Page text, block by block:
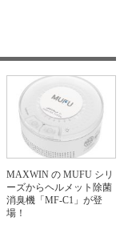
MAXWIN の MUFU シリ
ーズからヘルメット除菌
消臭機「MF-C1」が登
場！